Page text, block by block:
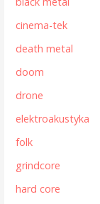
cinema-tek
death metal
doom
drone
elektroakustyka
folk
grindcore
hard core